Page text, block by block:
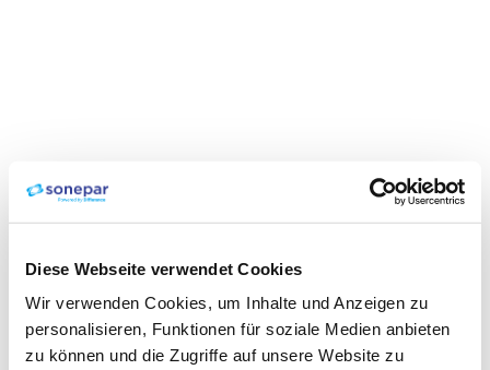
Diese Webseite verwendet Cookies
Wir verwenden Cookies, um Inhalte und Anzeigen zu
personalisieren, Funktionen für soziale Medien anbieten
zu können und die Zugriffe auf unsere Website zu